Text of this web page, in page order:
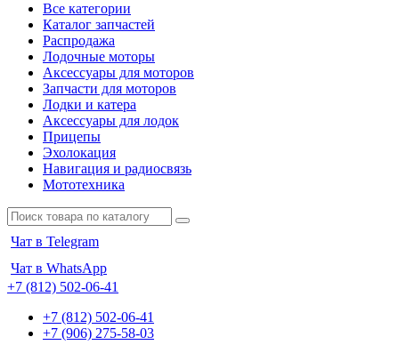
Все категории
Каталог запчастей
Распродажа
Лодочные моторы
Аксессуары для моторов
Запчасти для моторов
Лодки и катера
Аксессуары для лодок
Прицепы
Эхолокация
Навигация и радиосвязь
Мототехника
Чат в Telegram
Чат в WhatsApp
+7 (812) 502-06-41
+7 (812) 502-06-41
+7 (906) 275-58-03